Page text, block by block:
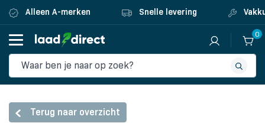
Alleen A-merken Snelle levering
0
Terug naar overzicht